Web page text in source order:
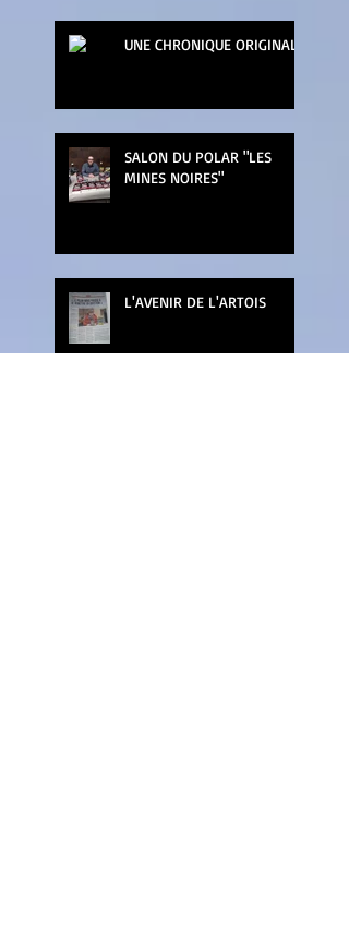
UNE CHRONIQUE ORIGINALE
SALON DU POLAR "LES
MINES NOIRES"
L'AVENIR DE L'ARTOIS